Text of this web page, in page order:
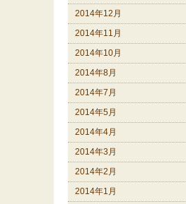
2014年12月
2014年11月
2014年10月
2014年8月
2014年7月
2014年5月
2014年4月
2014年3月
2014年2月
2014年1月